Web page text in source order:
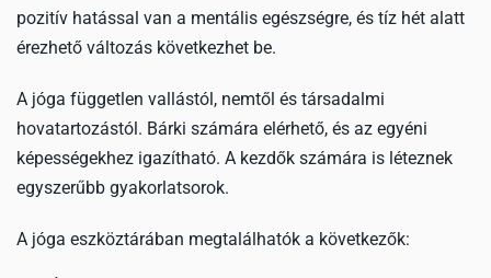
pozitív hatással van a mentális egészségre, és tíz hét alatt
érezhető változás következhet be.
A jóga független vallástól, nemtől és társadalmi
hovatartozástól. Bárki számára elérhető, és az egyéni
képességekhez igazítható. A kezdők számára is léteznek
egyszerűbb gyakorlatsorok.
A jóga eszköztárában megtalálhatók a következők: